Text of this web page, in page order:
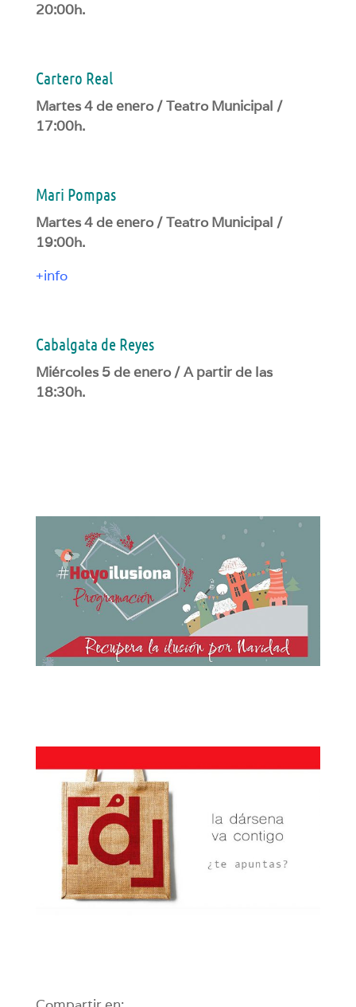
20:00h.
Cartero Real
Martes 4 de enero / Teatro Municipal /
17:00h.
Mari Pompas
Martes 4 de enero / Teatro Municipal /
19:00h.
+info
Cabalgata de Reyes
Miércoles 5 de enero / A partir de las
18:30h.